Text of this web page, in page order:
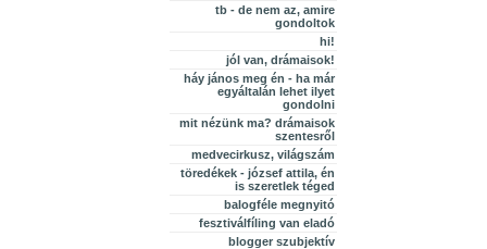
tb - de nem az, amire
gondoltok
hi!
jól van, drámaisok!
háy jános meg én - ha már
egyáltalán lehet ilyet
gondolni
mit nézünk ma? drámaisok
szentesről
medvecirkusz, világszám
töredékek - józsef attila, én
is szeretlek téged
balogféle megnyitó
fesztiválfíling van eladó
blogger szubjektív